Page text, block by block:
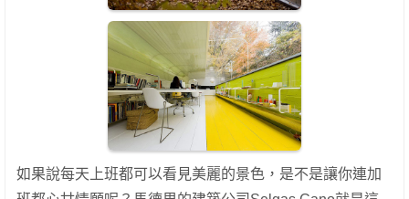
如果說每天上班都可以看見美麗的景色，是不是讓你連加